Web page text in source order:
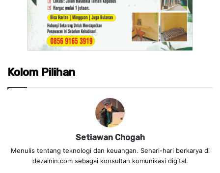
Kolom Pilihan
Setiawan Chogah
Menulis tentang teknologi dan keuangan. Sehari-hari berkarya di
dezainin.com sebagai konsultan komunikasi digital.